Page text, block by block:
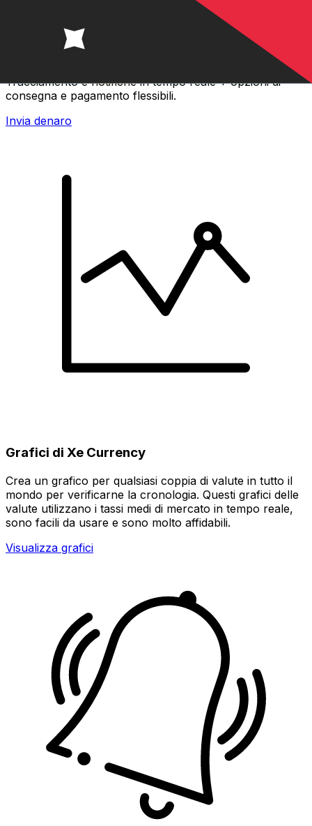
Trasferimenti di denaro internazionali Xe
Tracciamento e notifiche in tempo reale + opzioni di
consegna e pagamento flessibili.
Invia denaro
Grafici di Xe Currency
Crea un grafico per qualsiasi coppia di valute in tutto il
mondo per verificarne la cronologia. Questi grafici delle
valute utilizzano i tassi medi di mercato in tempo reale,
sono facili da usare e sono molto affidabili.
Visualizza grafici